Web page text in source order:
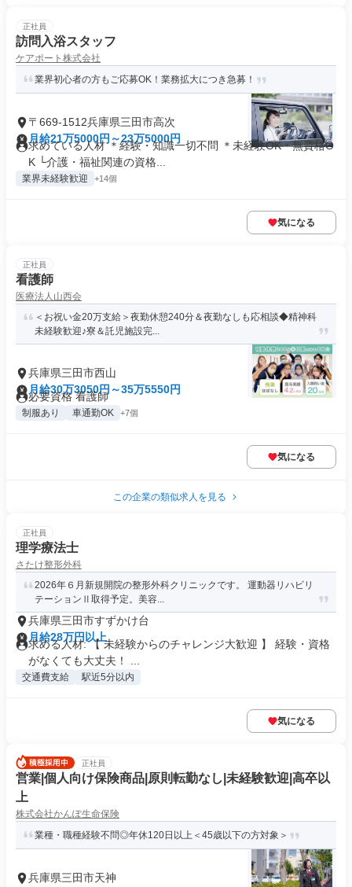
正社員
訪問入浴スタッフ
ケアポート株式会社
業界初心者の方もご応募OK！業務拡大につき急募！
〒669-1512兵庫県三田市高次
月給21万5000円～23万5000円
求めている人材 ＊経験・知識一切不問 ＊未経験OK・無資格O
K └介護・福祉関連の資格...
業界未経験歓迎 +14個
気になる
正社員
看護師
医療法人山西会
＜お祝い金20万支給＞夜勤休憩240分＆夜勤なしも応相談◆精神科
未経験歓迎♪寮＆託児施設完...
兵庫県三田市西山
月給30万3050円～35万5550円
必要資格 看護師
制服あり 車通勤OK +7個
気になる
この企業の類似求人を見る
正社員
理学療法士
さたけ整形外科
2026年６月新規開院の整形外科クリニックです。 運動器リハビリ
テーションⅡ取得予定。美容...
兵庫県三田市すずかけ台
月給28万円以上
求める人材: 【 未経験からのチャレンジ大歓迎 】 経験・資格
がなくても大丈夫！ ...
交通費支給 駅近5分以内
気になる
正社員
営業|個人向け保険商品|原則転勤なし|未経験歓迎|高卒以
上
株式会社かんぽ生命保険
業種・職種経験不問◎年休120日以上＜45歳以下の方対象＞
兵庫県三田市天神